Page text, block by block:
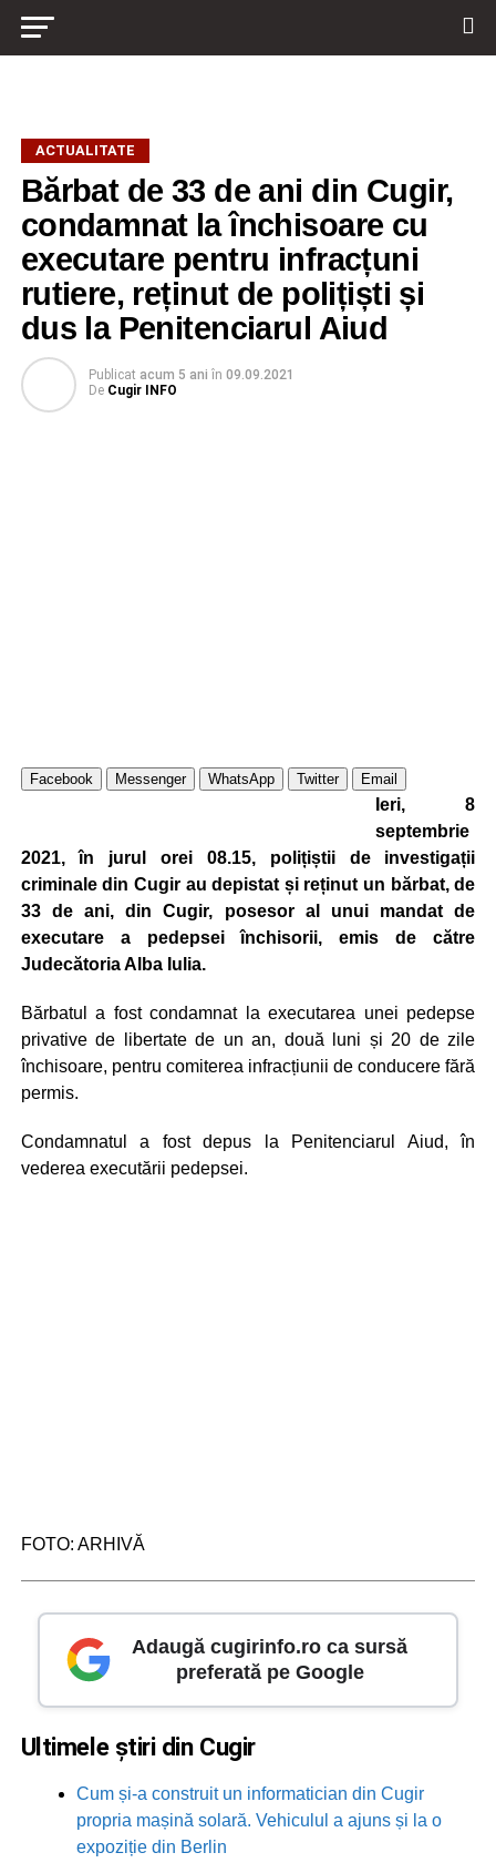
ACTUALITATE
Bărbat de 33 de ani din Cugir,
condamnat la închisoare cu
executare pentru infracțuni
rutiere, reținut de polițiști și
dus la Penitenciarul Aiud
Publicat acum 5 ani în 09.09.2021
De Cugir INFO
Facebook Messenger WhatsApp Twitter Email
Ieri, 8
septembrie
2021, în jurul orei 08.15, polițiștii de investigații
criminale din Cugir au depistat și reținut un bărbat, de
33 de ani, din Cugir, posesor al unui mandat de
executare a pedepsei închisorii, emis de către
Judecătoria Alba Iulia.
Bărbatul a fost condamnat la executarea unei pedepse
privative de libertate de un an, două luni și 20 de zile
închisoare, pentru comiterea infracțiunii de conducere fără
permis.
Condamnatul a fost depus la Penitenciarul Aiud, în
vederea executării pedepsei.
FOTO: ARHIVĂ
Adaugă cugirinfo.ro ca sursă
preferată pe Google
Ultimele știri din Cugir
Cum și-a construit un informatician din Cugir
propria mașină solară. Vehiculul a ajuns și la o
expoziție din Berlin